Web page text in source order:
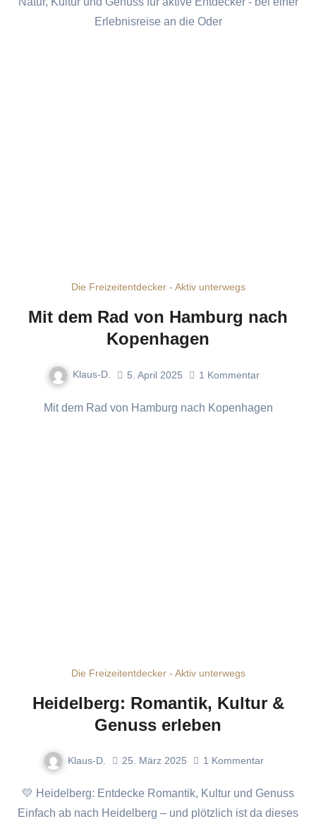
Erlebnisreise an die Oder
Die Freizeitentdecker - Aktiv unterwegs
Mit dem Rad von Hamburg nach
Kopenhagen
Klaus-D. 5. April 2025 1 Kommentar
Mit dem Rad von Hamburg nach Kopenhagen
Die Freizeitentdecker - Aktiv unterwegs
Heidelberg: Romantik, Kultur &
Genuss erleben
Klaus-D. 25. März 2025 1 Kommentar
💛 Heidelberg: Entdecke Romantik, Kultur und Genuss
Einfach ab nach Heidelberg – und plötzlich ist da dieses